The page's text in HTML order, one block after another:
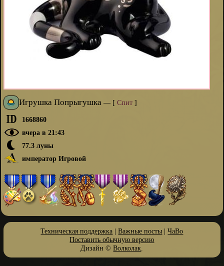
Игрушка Попрыгушка — [ Спит]
1668860
вчера в 21:43
77.3 луны
император Игровой
Техническая поддержка |Важные посты |ЧаВо
Поставить обычную версию
Дизайн ©Волколак